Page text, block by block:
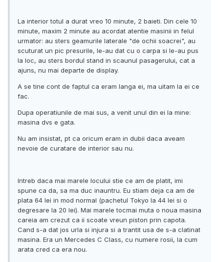
La interior totul a durat vreo 10 minute, 2 baieti. Din cele 10
minute, maxim 2 minute au acordat atentie masinii in felul
urmator: au sters geamurile laterale "de ochii soacrei", au
scuturat un pic presurile, le-au dat cu o carpa si le-au pus
la loc, au sters bordul stand in scaunul pasagerului, cat a
ajuns, nu mai departe de display.
A se tine cont de faptul ca eram langa ei, ma uitam la ei ce
fac.
Dupa operatiunile de mai sus, a venit unul din ei la mine:
masina dvs e gata.
Nu am insistat, pt ca oricum eram in dubii daca aveam
nevoie de curatare de interior sau nu.
Intreb daca mai marele locului stie ce am de platit, imi
spune ca da, sa ma duc inauntru. Eu stiam deja ca am de
plata 64 lei in mod normal (pachetul Tokyo la 44 lei si o
degresare la 20 lei). Mai marele tocmai muta o noua masina
careia am crezut ca ii scoate vreun piston prin capota.
Cand s-a dat jos urla si injura si a trantit usa de s-a clatinat
masina. Era un Mercedes C Class, cu numere rosii, la cum
arata cred ca era nou.